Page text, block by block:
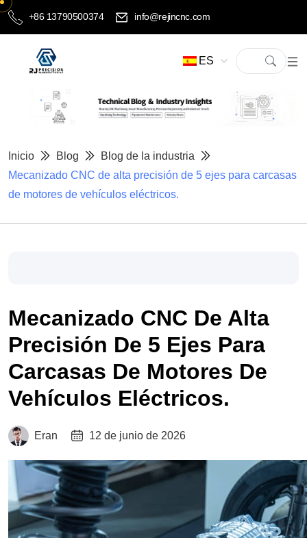
+86 13790500374 info@rejincnc.com
ES
Inicio Blog
Blog de la industria
Mecanizado CNC de alta precisión de 5 ejes para carcasas
de motores de vehículos eléctricos.
Mecanizado CNC De Alta
Precisión De 5 Ejes Para
Carcasas De Motores De
Vehículos Eléctricos.
Eran 12 de junio de 2026